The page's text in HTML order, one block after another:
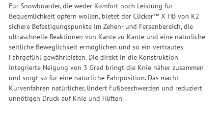
Für Snowboarder, die weder Komfort noch Leistung für
Bequemlichkeit opfern wollen, bietet der Clicker™ X HB von K2
sichere Befestigungspunkte im Zehen- und Fersenbereich, die
ultraschnelle Reaktionen von Kante zu Kante und eine natürliche
seitliche Beweglichkeit ermöglichen und so ein vertrautes
Fahrgefühl gewährleisten. Die direkt in die Konstruktion
integrierte Neigung von 3 Grad bringt die Knie näher zusammen
und sorgt so für eine natürliche Fahrposition. Das macht
Kurvenfahren natürlicher, lindert Fußbeschwerden und reduziert
unnötigen Druck auf Knie und Hüften.